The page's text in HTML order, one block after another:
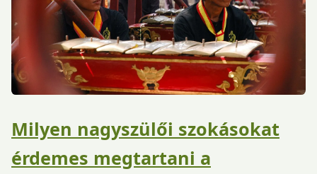
Milyen nagyszülői szokásokat
érdemes megtartani a